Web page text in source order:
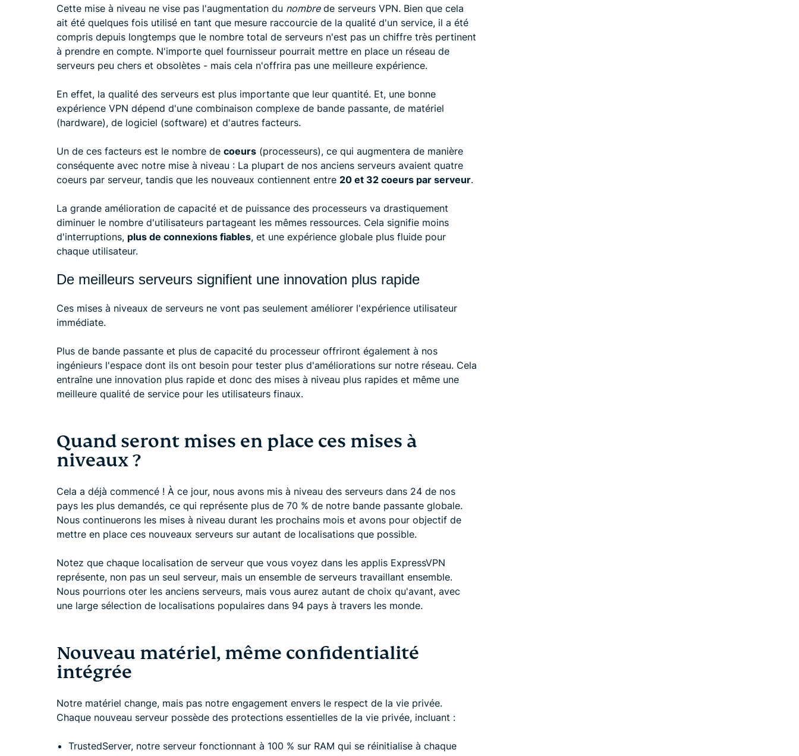
Cette mise à niveau ne vise pas l'augmentation du nombrede serveurs VPN. Bien que cela
ait été quelques fois utilisé en tant que mesure raccourcie de la qualité d'un service, il a été
compris depuis longtemps que le nombre total de serveurs n'est pas un chiffre très pertinent
à prendre en compte. N'importe quel fournisseur pourrait mettre en place un réseau de
serveurs peu chers et obsolètes - mais cela n'offrira pas une meilleure expérience.
En effet, la qualité des serveurs est plus importante que leur quantité. Et, une bonne
expérience VPN dépend d'une combinaison complexe de bande passante, de matériel
(hardware), de logiciel (software) et d'autres facteurs.
Un de ces facteurs est le nombre de coeurs (processeurs), ce qui augmentera de manière
conséquente avec notre mise à niveau : La plupart de nos anciens serveurs avaient quatre
coeurs par serveur, tandis que les nouveaux contiennent entre 20 et 32 coeurs par serveur.
La grande amélioration de capacité et de puissance des processeurs va drastiquement
diminuer le nombre d'utilisateurs partageant les mêmes ressources. Cela signifie moins
d'interruptions, plus de connexions fiables, et une expérience globale plus fluide pour
chaque utilisateur.
De meilleurs serveurs signifient une innovation plus rapide
Ces mises à niveaux de serveurs ne vont pas seulement améliorer l'expérience utilisateur
immédiate.
Plus de bande passante et plus de capacité du processeur offriront également à nos
ingénieurs l'espace dont ils ont besoin pour tester plus d'améliorations sur notre réseau. Cela
entraîne une innovation plus rapide et donc des mises à niveau plus rapides et même une
meilleure qualité de service pour les utilisateurs finaux.
Quand seront mises en place ces mises à
niveaux ?
Cela a déjà commencé ! À ce jour, nous avons mis à niveau des serveurs dans 24 de nos
pays les plus demandés, ce qui représente plus de 70 % de notre bande passante globale.
Nous continuerons les mises à niveau durant les prochains mois et avons pour objectif de
mettre en place ces nouveaux serveurs sur autant de localisations que possible.
Notez que chaque localisation de serveur que vous voyez dans les applis ExpressVPN
représente, non pas un seul serveur, mais un ensemble de serveurs travaillant ensemble.
Nous pourrions oter les anciens serveurs, mais vous aurez autant de choix qu'avant, avec
une large sélection de localisations populaires dans 94 pays à travers les monde.
Nouveau matériel, même confidentialité
intégrée
Notre matériel change, mais pas notre engagement envers le respect de la vie privée.
Chaque nouveau serveur possède des protections essentielles de la vie privée, incluant :
TrustedServer, notre serveur fonctionnant à 100 % sur RAM qui se réinitialise à chaque